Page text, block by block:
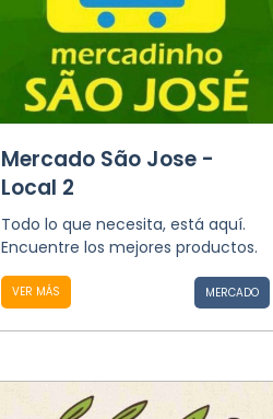
Mercado São Jose -
Local 2
Todo lo que necesita, está aquí.
Encuentre los mejores productos.
VER MÁS MERCADO